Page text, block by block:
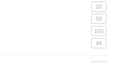
20
59
103
94